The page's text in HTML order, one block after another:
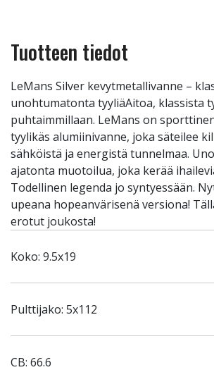
Tuotteen tiedot
LeMans Silver kevytmetallivanne –
unohtumatonta tyyliäAitoa, klassista
puhtaimmillaan. LeMans on
tyylikäs alumiinivanne, joka säteilee
sähköistä ja energistä tunnelmaa.
ajatonta muotoilua, joka kerää
Todellinen legenda jo syntyessään.
upeana hopeanvärisenä versiona!
erotut joukosta!
Koko: 9.5x19
Pulttijako: 5x112
CB: 66.6